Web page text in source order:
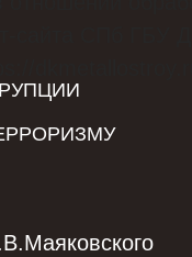
сайта СПб ГБУ